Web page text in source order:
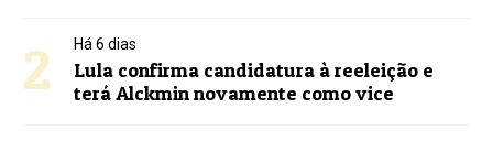
2 Há 6 dias
Lula confirma candidatura à reeleição e
terá Alckmin novamente como vice